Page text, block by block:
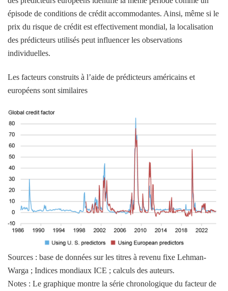
épisode de conditions de crédit accommodantes. Ainsi, même si le
prix du risque de crédit est effectivement mondial, la localisation
des prédicteurs utilisés peut influencer les observations
individuelles.
Les facteurs construits à l’aide de prédicteurs américains et
européens sont similaires
Sources : base de données sur les titres à revenu fixe Lehman-
Warga ; Indices mondiaux ICE ; calculs des auteurs.
Notes : Le graphique montre la série chronologique du facteur de